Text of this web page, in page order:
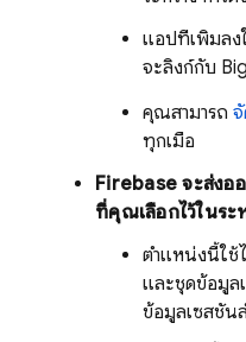
แอปที่เพิ่มลง
จะลิงก์กับ
คุณสามารถ
ทุกเมื่อ
Firebase จะส่งอ
ที่คุณเลือกไว้ในระ
ตำแหน่งนี้ใช้
และชุดข้อมูล
ข้อมูลเซสชัน